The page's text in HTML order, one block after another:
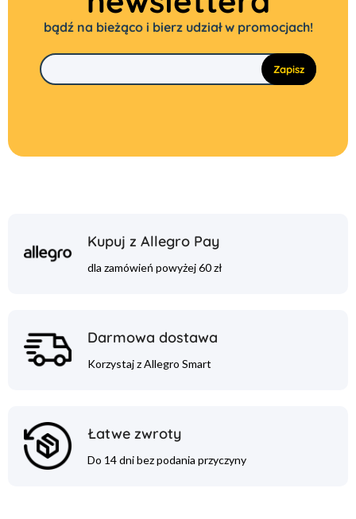
bądź na bieżąco i bierz udział w promocjach!
Kupuj z Allegro Pay
dla zamówień powyżej 60 zł
Darmowa dostawa
Korzystaj z Allegro Smart
Łatwe zwroty
Do 14 dni bez podania przyczyny